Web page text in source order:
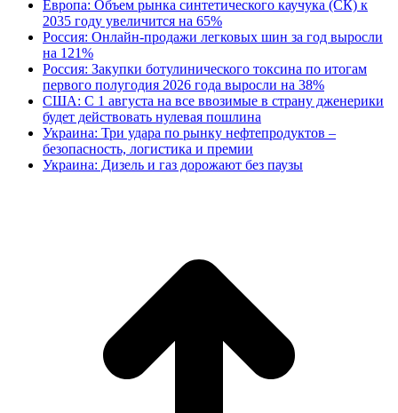
Европа: Объем рынка синтетического каучука (СК) к
2035 году увеличится на 65%
Россия: Онлайн-продажи легковых шин за год выросли
на 121%
Россия: Закупки ботулинического токсина по итогам
первого полугодия 2026 года выросли на 38%
США: С 1 августа на все ввозимые в страну дженерики
будет действовать нулевая пошлина
Украина: Три удара по рынку нефтепродуктов –
безопасность, логистика и премии
Украина: Дизель и газ дорожают без паузы